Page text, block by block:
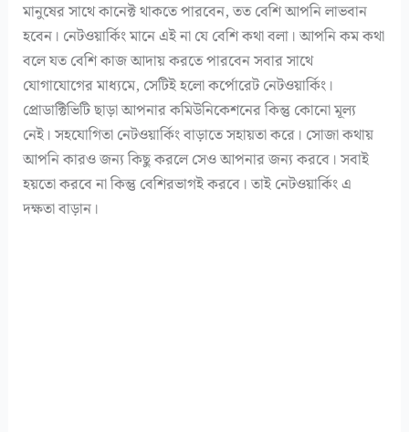
মানুষের সাথে কানেক্ট থাকতে পারবেন, তত বেশি আপনি লাভবান
হবেন। নেটওয়ার্কিং মানে এই না যে বেশি কথা বলা। আপনি কম কথা
বলে যত বেশি কাজ আদায় করতে পারবেন সবার সাথে
যোগাযোগের মাধ্যমে, সেটিই হলো কর্পোরেট নেটওয়ার্কিং।
প্রোডাক্টিভিটি ছাড়া আপনার কমিউনিকেশনের কিন্তু কোনো মূল্য
নেই। সহযোগিতা নেটওয়ার্কিং বাড়াতে সহায়তা করে। সোজা কথায়
আপনি কারও জন্য কিছু করলে সেও আপনার জন্য করবে। সবাই
হয়তো করবে না কিন্তু বেশিরভাগই করবে। তাই নেটওয়ার্কিং এ
দক্ষতা বাড়ান।